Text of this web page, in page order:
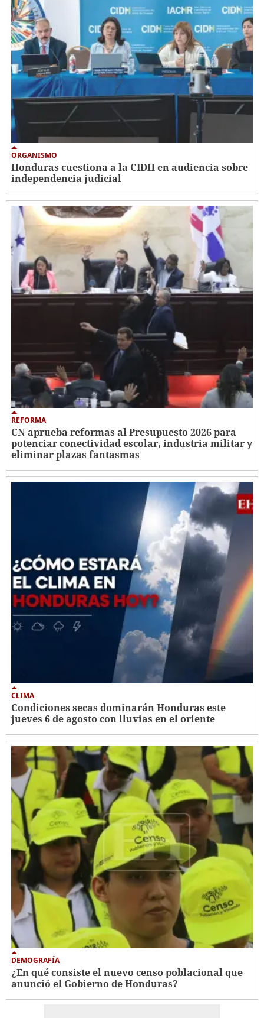
ORGANISMO
Honduras cuestiona a la CIDH en audiencia sobre
independencia judicial
REFORMA
CN aprueba reformas al Presupuesto 2026 para
potenciar conectividad escolar, industria militar y
eliminar plazas fantasmas
CLIMA
Condiciones secas dominarán Honduras este
jueves 6 de agosto con lluvias en el oriente
DEMOGRAFÍA
¿En qué consiste el nuevo censo poblacional que
anunció el Gobierno de Honduras?